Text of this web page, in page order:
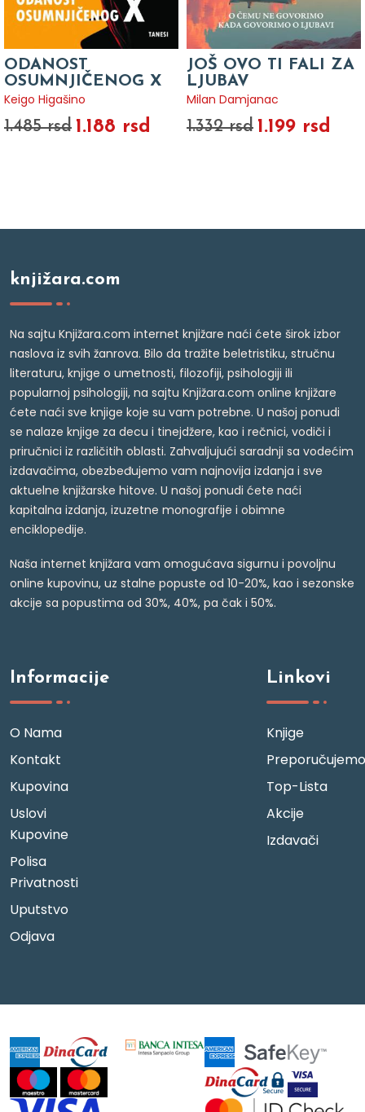
ODANOST
OSUMNJIČENOG X
Keigo Higašino
1.485 rsd 1.188 rsd
JOŠ OVO TI FALI ZA
LJUBAV
Milan Damjanac
1.332 rsd 1.199 rsd
knjižara.com
Na sajtu Knjižara.com internet knjižare naći ćete širok izbor
naslova iz svih žanrova. Bilo da tražite beletristiku, stručnu
literaturu, knjige o umetnosti, filozofiji, psihologiji ili
popularnoj psihologiji, na sajtu Knjižara.com online knjižare
ćete naći sve knjige koje su vam potrebne. U našoj ponudi
se nalaze knjige za decu i tinejdžere, kao i rečnici, vodiči i
priručnici iz različitih oblasti. Zahvaljujući saradnji sa vodećim
izdavačima, obezbeđujemo vam najnovija izdanja i sve
aktuelne knjižarske hitove. U našoj ponudi ćete naći
kapitalna izdanja, izuzetne monografije i obimne
enciklopedije.
Naša internet knjižara vam omogućava sigurnu i povoljnu
online kupovinu, uz stalne popuste od 10-20%, kao i sezonske
akcije sa popustima od 30%, 40%, pa čak i 50%.
Informacije
O Nama
Kontakt
Kupovina
Uslovi
Kupovine
Polisa
Privatnosti
Uputstvo
Odjava
Linkovi
Knjige
Preporučujemo
Top-Lista
Akcije
Izdavači